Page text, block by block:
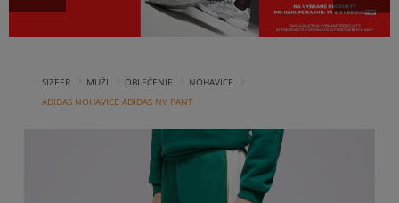
SIZEER MUŽI OBLEČENIE NOHAVICE
ADIDAS NOHAVICE ADIDAS NY PANT